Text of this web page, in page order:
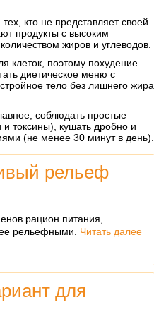
кто не представляет своей
продукты с высоким
жиров и углеводов.
клеток, поэтому похудение
диетическое меню с
тело без лишнего жира
соблюдать простые
токсины), кушать дробно и
(не менее 30 минут в день).
рельеф
рацион питания,
рельефными. Читать далее
для